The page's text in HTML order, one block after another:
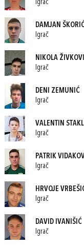
Igrač
DAMJAN
Igrač
NIKOLA
Igrač
DENI ZEMUNIĆ
Igrač
VALENTIN
Igrač
PATRIK
Igrač
HRVOJE
Igrač
DAVID IVANIŠIĆ
Igrač